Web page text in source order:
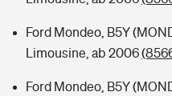
Ford Mondeo, B5Y
Limousine, ab 2006
Ford Mondeo, B5Y